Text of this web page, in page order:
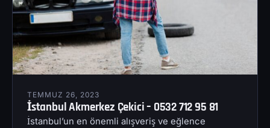
TEMMUZ 26, 2023
İstanbul Akmerkez Çekici – 0532 712 95 81
İstanbul’un en önemli alışveriş ve eğlence